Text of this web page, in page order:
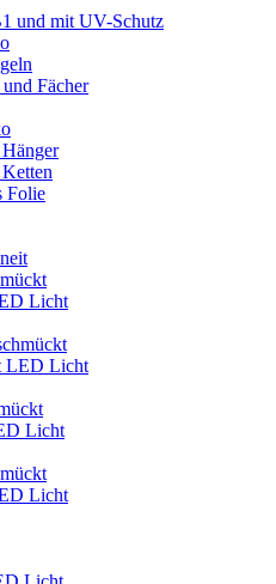
und mit UV-Schutz
Fächer
Folie
Licht
LED Licht
Licht
Licht